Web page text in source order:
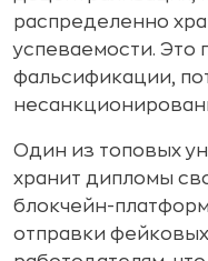
распределенно
успеваемости. Это
фальсификации,
Один из топовых
хранит дипломы
блокчейн-
отправки